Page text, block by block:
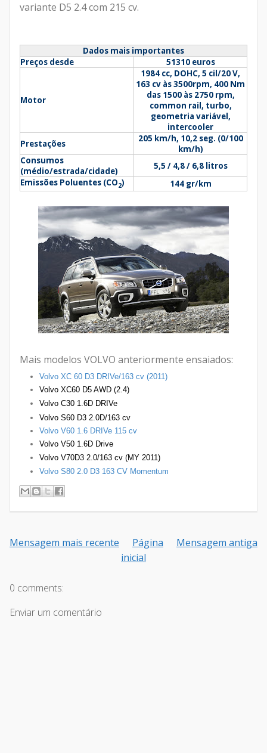
variante D5 2.4 com 215 cv.
Dados mais importantes
Preços desde
51310 euros
Motor
1984 cc, DOHC, 5 cil/20 V,
163 cv às 3500rpm, 400 Nm
das 1500 às 2750 rpm,
common rail, turbo,
geometria variável,
intercooler
Prestações
205 km/h, 10,2 seg. (0/100
km/h)
Consumos
(médio/estrada/cidade)
5,5 / 4,8 / 6,8 litros
Emissões Poluentes (CO2) 144 gr/km
Mais modelos VOLVO anteriormente ensaiados:
Volvo XC 60 D3 DRIVe/163 cv (2011)
Volvo XC60 D5 AWD (2.4)
Volvo C30 1.6D DRIVe
Volvo S60 D3 2.0D/163 cv
Volvo V60 1.6 DRIVe 115 cv
Volvo V50 1.6D Drive
Volvo V70D3 2.0/163 cv (MY 2011)
Volvo S80 2.0 D3 163 CV Momentum
Mensagem mais recente Mensagem antiga
Página
inicial
0 comments:
Enviar um comentário